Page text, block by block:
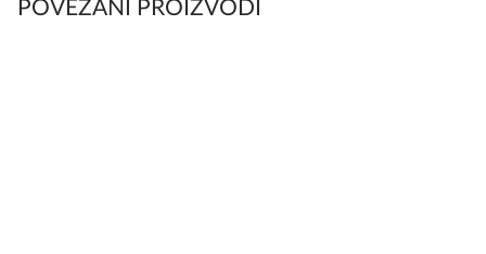
POVEZANI PROIZVODI